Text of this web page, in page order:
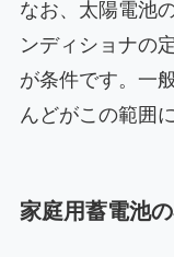
なお、太陽電池
ンディショナの
が条件です。一
んどがこの範囲
家庭用蓄電池